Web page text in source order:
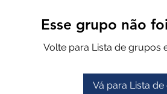
Esse grupo não
Volte para Lista de grupos
Vá para Lista